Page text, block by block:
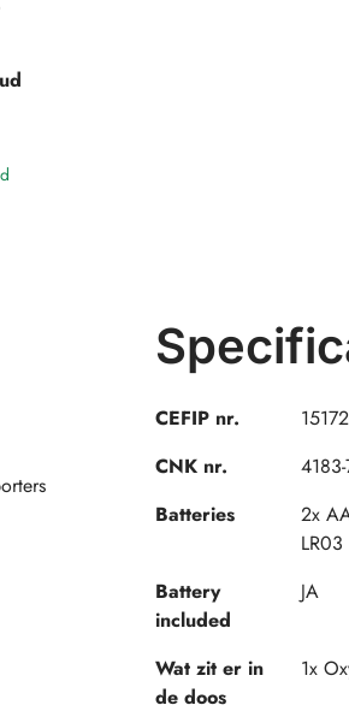
CEFIP nr.
CNK nr.
Batteries
2x
LR03
Battery
included
JA
Wat zit er in
de doos
1x